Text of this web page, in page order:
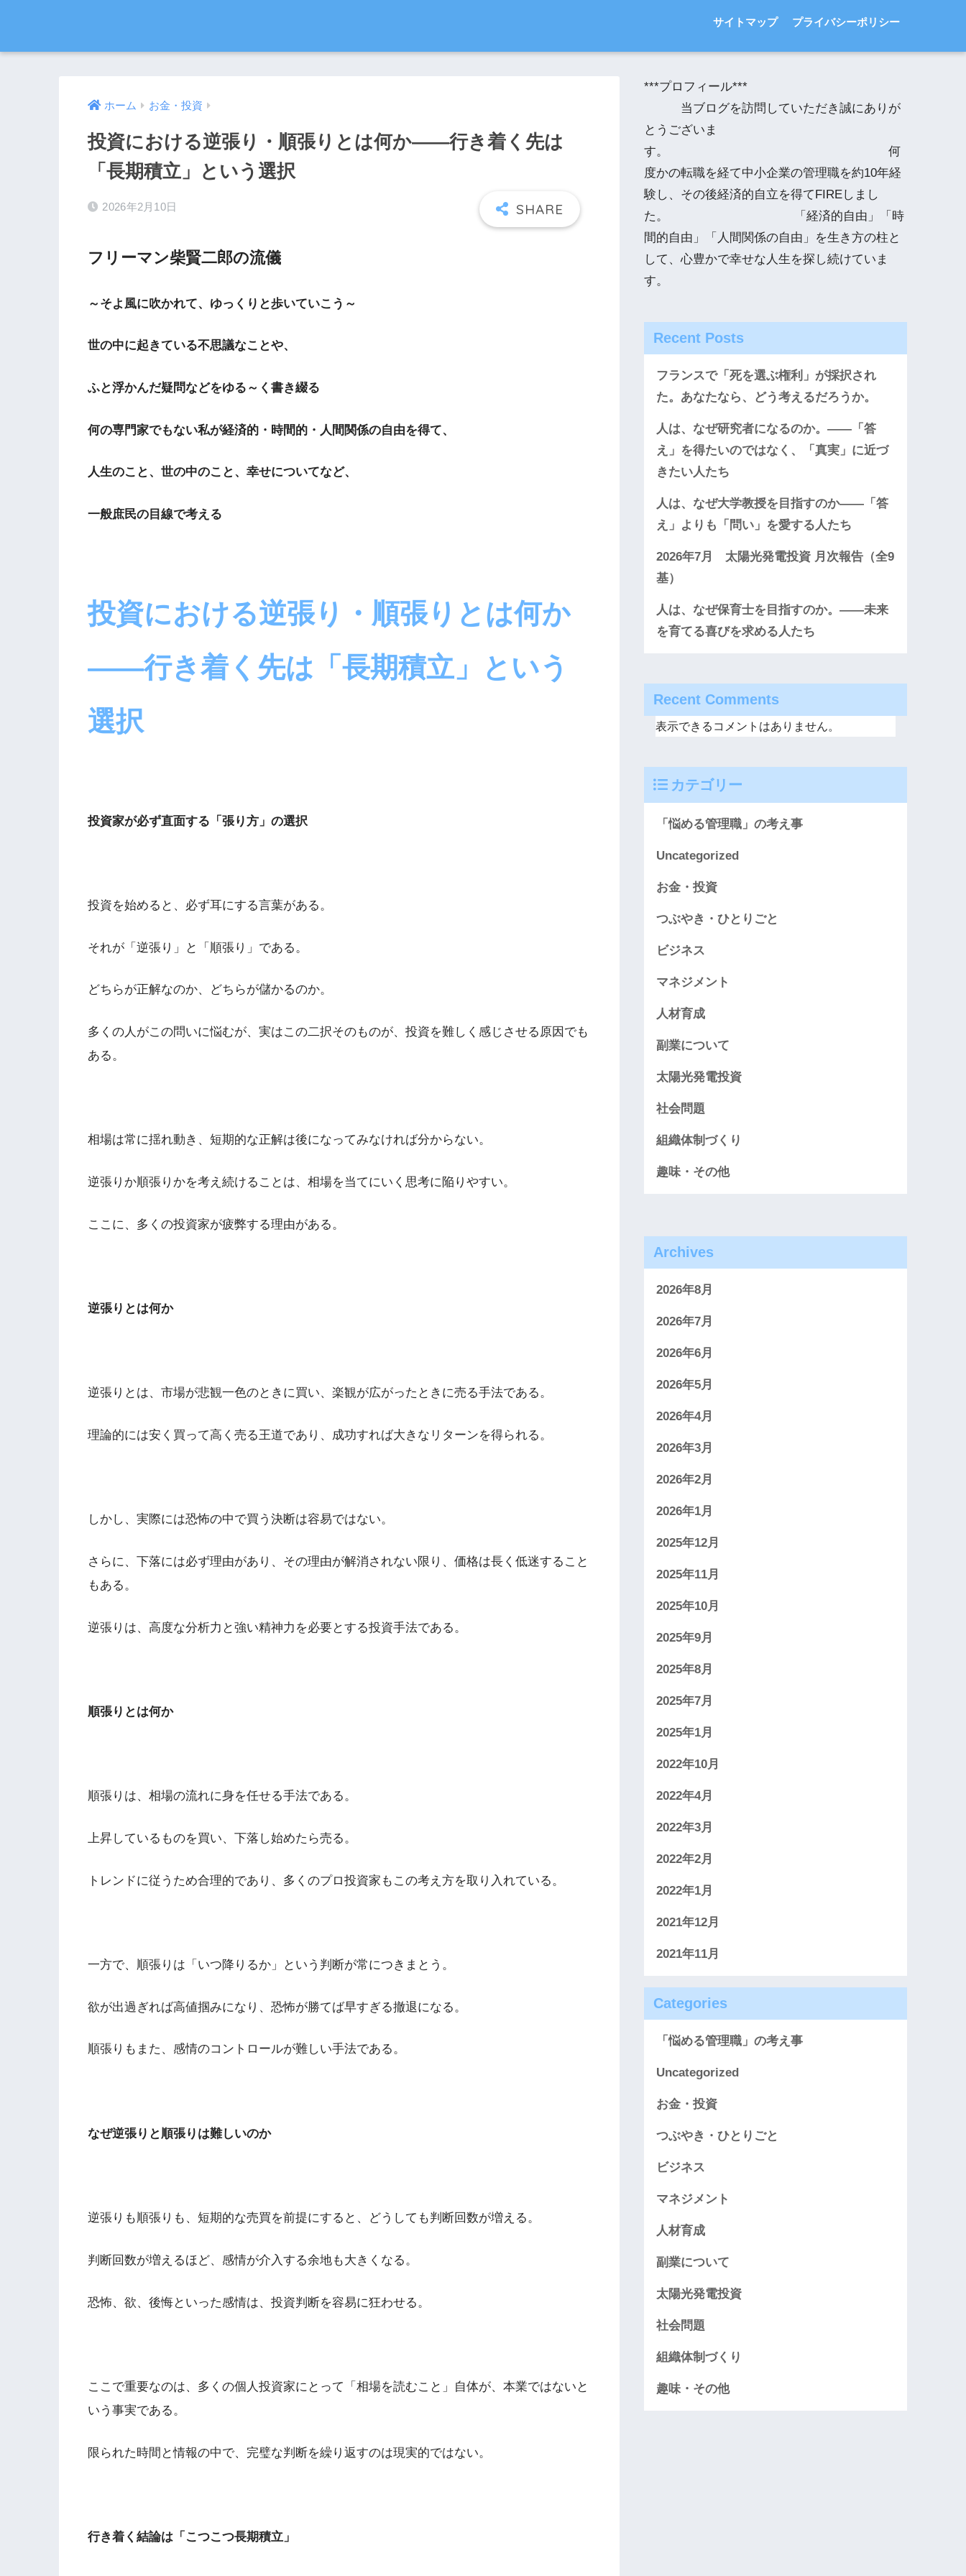
サイトマップ プライバシーポリシー
ホーム お金・投資
投資における逆張り・順張りとは何か――行き着く先は
「長期積立」という選択
2026年2月10日
フリーマン柴賢二郎の流儀
～そよ風に吹かれて、ゆっくりと歩いていこう～
世の中に起きている不思議なことや、
ふと浮かんだ疑問などをゆる～く書き綴る
何の専門家でもない私が経済的・時間的・人間関係の自由を得て、
人生のこと、世の中のこと、幸せについてなど、
一般庶民の目線で考える
投資における逆張り・順張りとは何か
――行き着く先は「長期積立」という
選択
投資家が必ず直面する「張り方」の選択
投資を始めると、必ず耳にする言葉がある。
それが「逆張り」と「順張り」である。
どちらが正解なのか、どちらが儲かるのか。
多くの人がこの問いに悩むが、実はこの二択そのものが、投資を難しく感じさせる原因でも
ある。
相場は常に揺れ動き、短期的な正解は後になってみなければ分からない。
逆張りか順張りかを考え続けることは、相場を当てにいく思考に陥りやすい。
ここに、多くの投資家が疲弊する理由がある。
逆張りとは何か
逆張りとは、市場が悲観一色のときに買い、楽観が広がったときに売る手法である。
理論的には安く買って高く売る王道であり、成功すれば大きなリターンを得られる。
しかし、実際には恐怖の中で買う決断は容易ではない。
さらに、下落には必ず理由があり、その理由が解消されない限り、価格は長く低迷すること
もある。
逆張りは、高度な分析力と強い精神力を必要とする投資手法である。
順張りとは何か
順張りは、相場の流れに身を任せる手法である。
上昇しているものを買い、下落し始めたら売る。
トレンドに従うため合理的であり、多くのプロ投資家もこの考え方を取り入れている。
一方で、順張りは「いつ降りるか」という判断が常につきまとう。
欲が出過ぎれば高値掴みになり、恐怖が勝てば早すぎる撤退になる。
順張りもまた、感情のコントロールが難しい手法である。
なぜ逆張りと順張りは難しいのか
逆張りも順張りも、短期的な売買を前提にすると、どうしても判断回数が増える。
判断回数が増えるほど、感情が介入する余地も大きくなる。
恐怖、欲、後悔といった感情は、投資判断を容易に狂わせる。
ここで重要なのは、多くの個人投資家にとって「相場を読むこと」自体が、本業ではないと
いう事実である。
限られた時間と情報の中で、完璧な判断を繰り返すのは現実的ではない。
行き着く結論は「こつこつ長期積立」
***プロフィール***
当ブログを訪問していただき誠にありが
とうございま
す。 何
度かの転職を経て中小企業の管理職を約10年経
験し、その後経済的自立を得てFIREしまし
た。 「経済的自由」「時
間的自由」「人間関係の自由」を生き方の柱と
して、心豊かで幸せな人生を探し続けていま
す。
Recent Posts
フランスで「死を選ぶ権利」が採択され
た。あなたなら、どう考えるだろうか。
人は、なぜ研究者になるのか。――「答
え」を得たいのではなく、「真実」に近づ
きたい人たち
人は、なぜ大学教授を目指すのか――「答
え」よりも「問い」を愛する人たち
2026年7月 太陽光発電投資 月次報告（全9
基）
人は、なぜ保育士を目指すのか。――未来
を育てる喜びを求める人たち
Recent Comments
表示できるコメントはありません。
カテゴリー
「悩める管理職」の考え事
Uncategorized
お金・投資
つぶやき・ひとりごと
ビジネス
マネジメント
人材育成
副業について
太陽光発電投資
社会問題
組織体制づくり
趣味・その他
Archives
2026年8月
2026年7月
2026年6月
2026年5月
2026年4月
2026年3月
2026年2月
2026年1月
2025年12月
2025年11月
2025年10月
2025年9月
2025年8月
2025年7月
2025年1月
2022年10月
2022年4月
2022年3月
2022年2月
2022年1月
2021年12月
2021年11月
Categories
「悩める管理職」の考え事
Uncategorized
お金・投資
つぶやき・ひとりごと
ビジネス
マネジメント
人材育成
副業について
太陽光発電投資
社会問題
組織体制づくり
趣味・その他